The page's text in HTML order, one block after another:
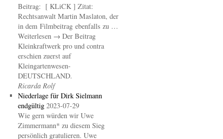
Beitrag: [ KLiCK ] Zitat:
Rechtsanwalt Martin Maslaton, der
in dem Filmbeitrag ebenfalls zu …
Weiterlesen → Der Beitrag
Kleinkraftwerk pro und contra
erschien zuerst auf
Kleingartenwesen-
DEUTSCHLAND.
Ricarda Rolf
Niederlage für Dirk Sielmann
endgültig 2023-07-29
Wie gern würden wir Uwe
Zimmermann* zu diesem Sieg
persönlich gratulieren. Uwe